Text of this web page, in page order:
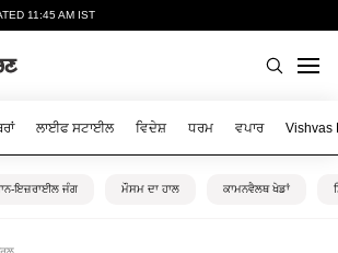
11:45 AM IST
ਲਾਈਫ ਸਟਾਈਲ ਵਿਦੇਸ਼ ਧਰਮ ਵਪਾਰ Vishvas
ਇਜ਼ਰਾਈਲ ਜੰਗ ਮੌਸਮ ਦਾ ਹਾਲ ਕਾਮਨਵੈਲਥ ਖੇਡਾਂ